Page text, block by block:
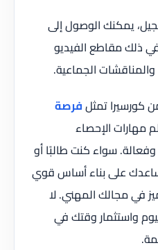
يمكنك الوصول إلى
ذلك مقاطع الفيديو
والمناقشات الجماعية.
كورسيرا تمثلفرصة
مهارات الإحصاء
سواء كنت طالبًا أو
على بناء أساس قوي
في مجالك المهني. لا
واستثمار وقتك في